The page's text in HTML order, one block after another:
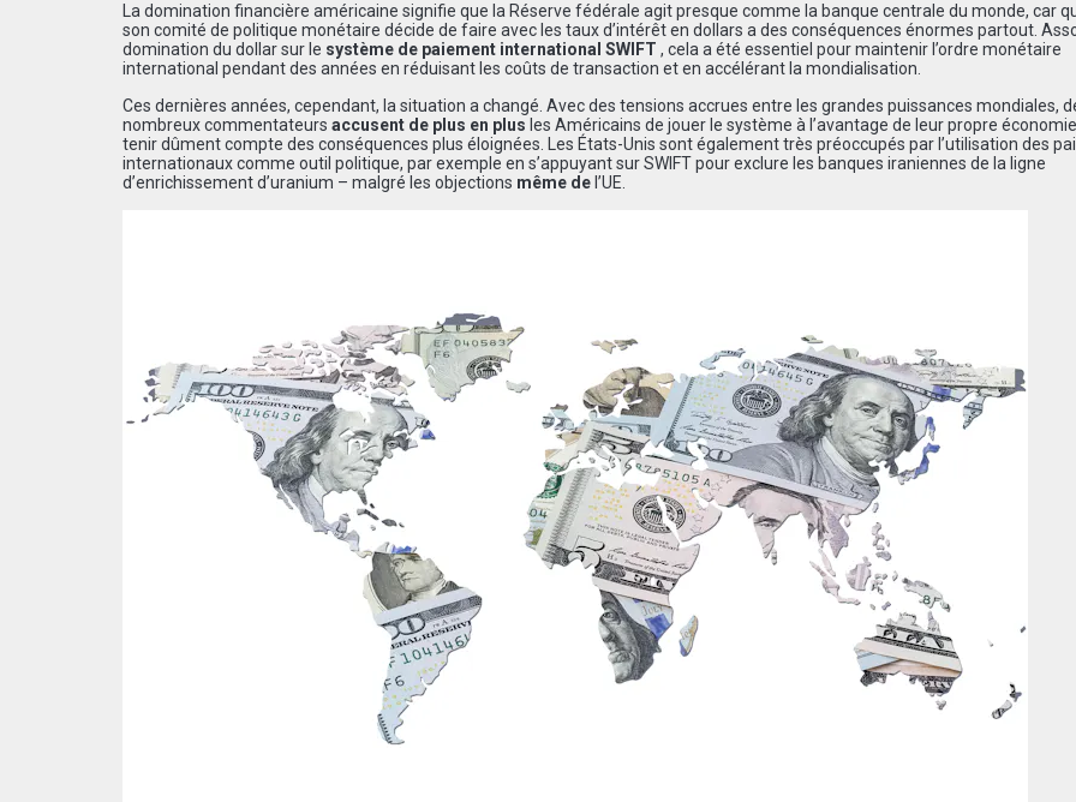
La domination financière américaine signifie que la Réserve fédérale agit presque comme la banque centrale du monde, car
son comité de politique monétaire décide de faire avec les taux d’intérêt en dollars a des conséquences énormes partout.
domination du dollar sur le système de paiement international SWIFT , cela a été essentiel pour maintenir l’ordre monétaire
international pendant des années en réduisant les coûts de transaction et en accélérant la mondialisation.
Ces dernières années, cependant, la situation a changé. Avec des tensions accrues entre les grandes puissances mondiales,
nombreux commentateurs accusent de plus en plus les Américains de jouer le système à l’avantage de leur propre
tenir dûment compte des conséquences plus éloignées. Les États-Unis sont également très préoccupés par l’utilisation des
internationaux comme outil politique, par exemple en s’appuyant sur SWIFT pour exclure les banques iraniennes de la ligne
d’enrichissement d’uranium – malgré les objections même de l’UE.